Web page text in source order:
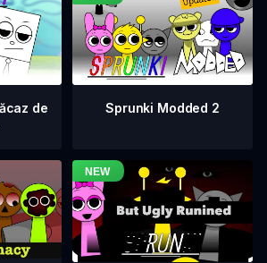
de
Sprunki Modded 2